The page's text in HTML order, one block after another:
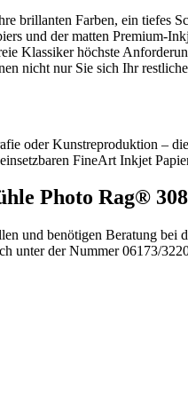
Farben, ein tiefes
und der matten Premium-
Klassiker höchste
nicht nur Sie sich Ihr
oder Kunstreproduktion –
FineArt Inkjet
Photo Rag®
und benötigen Beratung bei
unter der Nummer 06173/